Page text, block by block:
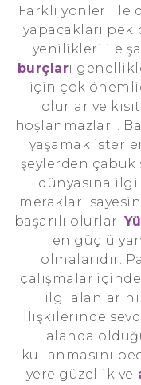
Farklı yönleri ile
yapacakları pek
yenilikleri ile
burçları
için çok
olurlar ve
hoşlanmazlar. .
yaşamak
şeylerden çabuk
dünyasına
merakları
başarılı olurlar.
en güçlü
olmalarıdır.
çalışmalar içinde
ilgi
İlişkilerinde
alanda
kullanmasını
yere güzellik ve